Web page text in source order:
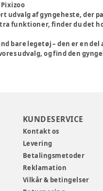
udvalg af gyngeheste, der
funktioner, finder du det
bare legetøj – den er en
udvalg, og find den
KUNDESERVICE
Kontakt os
Levering
Betalingsmetoder
Reklamation
Vilkår & betingelser